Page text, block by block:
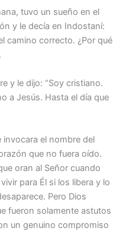
tuvo un sueño en el
y le decía en Indostaní:
camino correcto. ¿Por qué
y le dijo: “Soy cristiano.
a Jesús. Hasta el día que
invocara el nombre del
que no fuera oído.
oran al Señor cuando
para Él si los libera y lo
Pero Dios
fueron solamente astutos
un genuino compromiso